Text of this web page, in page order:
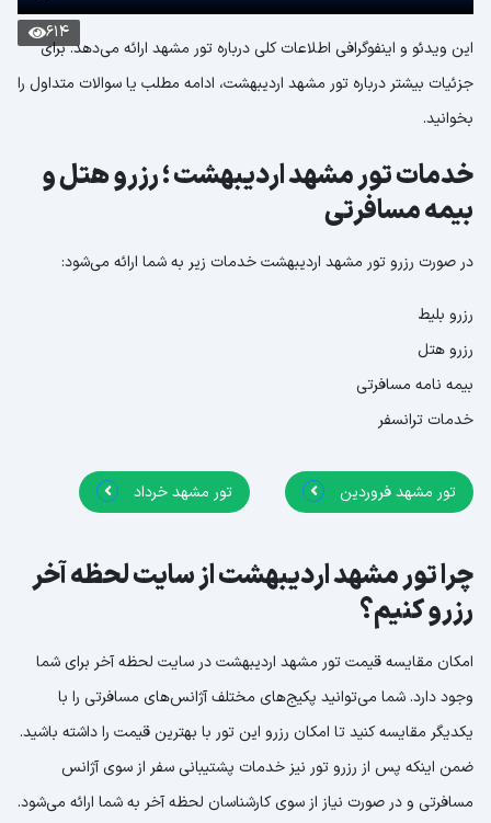
614
این ویدئو و اینفوگرافی اطلاعات کلی درباره تور مشهد ارائه می‌دهد. برای
جزئیات بیشتر درباره تور مشهد اردیبهشت، ادامه مطلب یا سوالات متداول را
بخوانید.
خدمات تور مشهد اردیبهشت ؛ رزرو هتل و
بیمه مسافرتی
در صورت رزرو تور مشهد اردیبهشت خدمات زیر به شما ارائه می‌شود:
رزرو بلیط
رزرو هتل
بیمه نامه مسافرتی
خدمات ترانسفر
تور مشهد فروردین تور مشهد خرداد
چرا تور مشهد اردیبهشت از سایت لحظه آخر
رزرو کنیم؟
امکان مقایسه قیمت تور مشهد اردیبهشت در سایت لحظه آخر برای شما
وجود دارد. شما می‌توانید پکیج‌های مختلف آژانس‌های مسافرتی را با
یکدیگر مقایسه کنید تا امکان رزرو این تور با بهترین قیمت را داشته باشید.
ضمن اینکه پس از رزرو تور نیز خدمات پشتیبانی سفر از سوی آژانس
مسافرتی و در صورت نیاز از سوی کارشناسان لحظه آخر به شما ارائه می‌شود.